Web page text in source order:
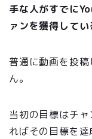
手な人がすでに
ァンを獲得してい
普通に動画を投
ん。
当初の目標はチ
ればその目標を